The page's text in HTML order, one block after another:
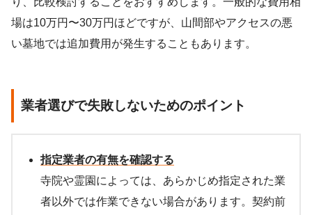
場は10万円〜30万円ほどですが、山間部やアクセスの悪
い墓地では追加費用が発生することもあります。
業者選びで失敗しないためのポイント
指定業者の有無を確認する
寺院や霊園によっては、あらかじめ指定された業
者以外では作業できない場合があります。契約前